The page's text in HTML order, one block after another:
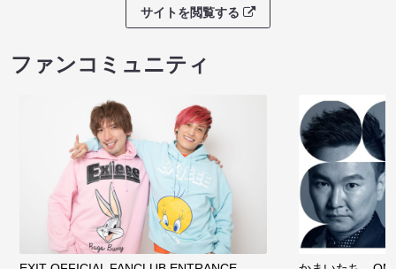
サイトを閲覧する
ファンコミュニティ